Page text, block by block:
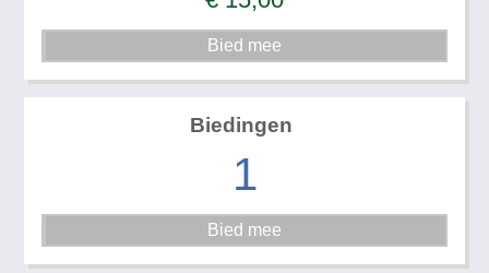
Biedingen
1